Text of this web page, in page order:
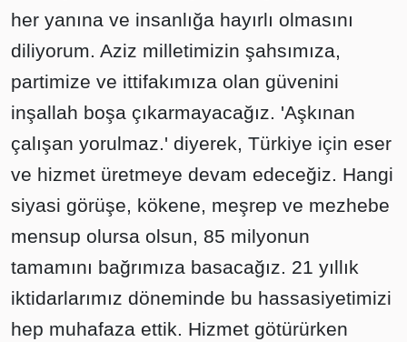
her yanına ve insanlığa hayırlı olmasını
diliyorum. Aziz milletimizin şahsımıza,
partimize ve ittifakımıza olan güvenini
inşallah boşa çıkarmayacağız. 'Aşkınan
çalışan yorulmaz.' diyerek, Türkiye için eser
ve hizmet üretmeye devam edeceğiz. Hangi
siyasi görüşe, kökene, meşrep ve mezhebe
mensup olursa olsun, 85 milyonun
tamamını bağrımıza basacağız. 21 yıllık
iktidarlarımız döneminde bu hassasiyetimizi
hep muhafaza ettik. Hizmet götürürken